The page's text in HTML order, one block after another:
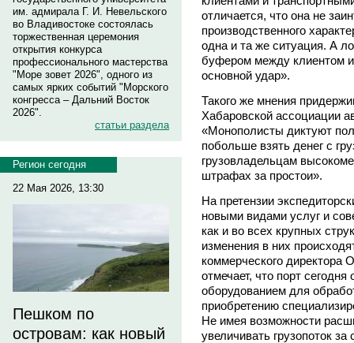
им. адмирала Г. И. Невельского
во Владивостоке состоялась
торжественная церемония
открытия конкурса
профессионального мастерства
"Море зовет 2026", одного из
самых ярких событий "Морского
конгресса – Дальний Восток
2026".
статьи раздела
Регион сегодня
22 Мая 2026, 13:30
Пешком по
островам: как новый
отличается, что она не
производственного
одна и та же ситуация. А
буфером между клиентом
основной удар».
Такого же мнения
Хабаровской ассоциации
«Монополисты диктуют
побольше взять денег с
грузовладельцам
штрафах за простои».
На претензии
новыми видами услуг и
как и во всех крупных
изменения в них
коммерческого
отмечает, что порт
оборудованием для
приобретению
Не имея возможности
увеличивать грузопоток